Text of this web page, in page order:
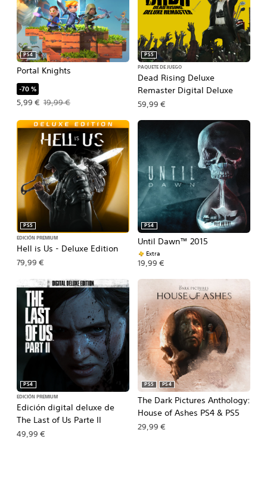
Portal Knights
PS4
-70 %
5,99 €
Precio de la oferta: 5,99 €. Precio original: 19,99 €.
19,99 €
Dead Rising Deluxe
Remaster Digital Deluxe
PS5
PAQUETE DE JUEGO
59,99 €
Hell is Us - Deluxe Edition
PS5
EDICIÓN PREMIUM
79,99 €
Until Dawn™ 2015
PS4
Extra
19,99 €
Edición digital deluxe de
The Last of Us Parte II
PS4
EDICIÓN PREMIUM
49,99 €
The Dark Pictures Anthology:
House of Ashes PS4 & PS5
PS5 PS4
29,99 €